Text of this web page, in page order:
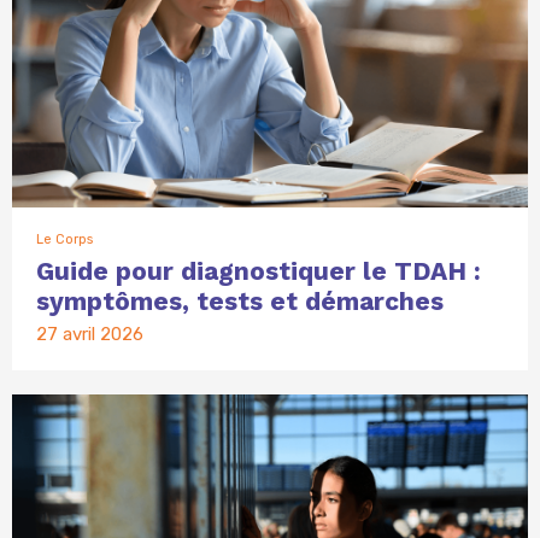
Le Corps
Guide pour diagnostiquer le TDAH :
symptômes, tests et démarches
27 avril 2026